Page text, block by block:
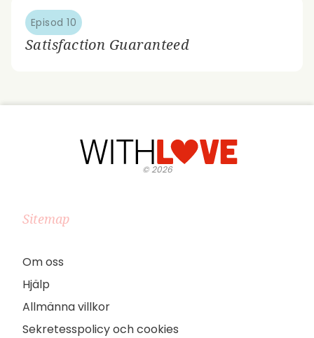
Episod 10
Satisfaction Guaranteed
©2026
Sitemap
Om oss
Hjälp
Allmänna villkor
Sekretesspolicy och cookies